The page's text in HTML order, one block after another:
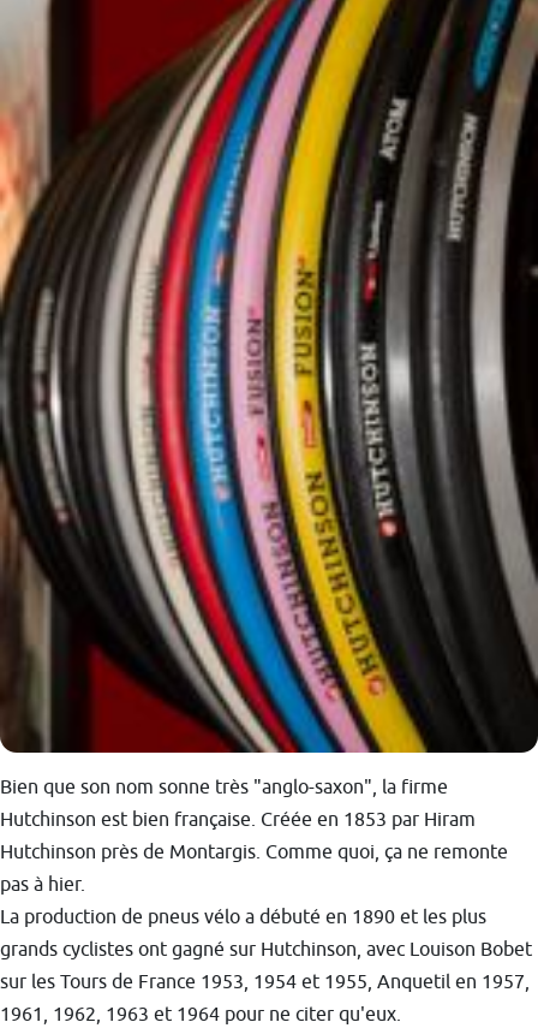
Bien que son nom sonne très "anglo-saxon", la firme
Hutchinson est bien française. Créée en 1853 par Hiram
Hutchinson près de Montargis. Comme quoi, ça ne remonte
pas à hier.
La production de pneus vélo a débuté en 1890 et les plus
grands cyclistes ont gagné sur Hutchinson, avec Louison Bobet
sur les Tours de France 1953, 1954 et 1955, Anquetil en 1957,
1961, 1962, 1963 et 1964 pour ne citer qu'eux.